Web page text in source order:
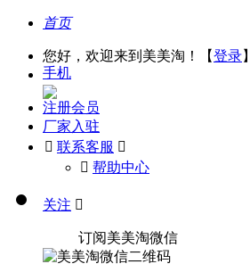
首页
您好，欢迎来到美美淘！【登录】
手机
注册会员
厂家入驻
 联系客服 
󰅃 帮助中心
关注 
订阅美美淘微信